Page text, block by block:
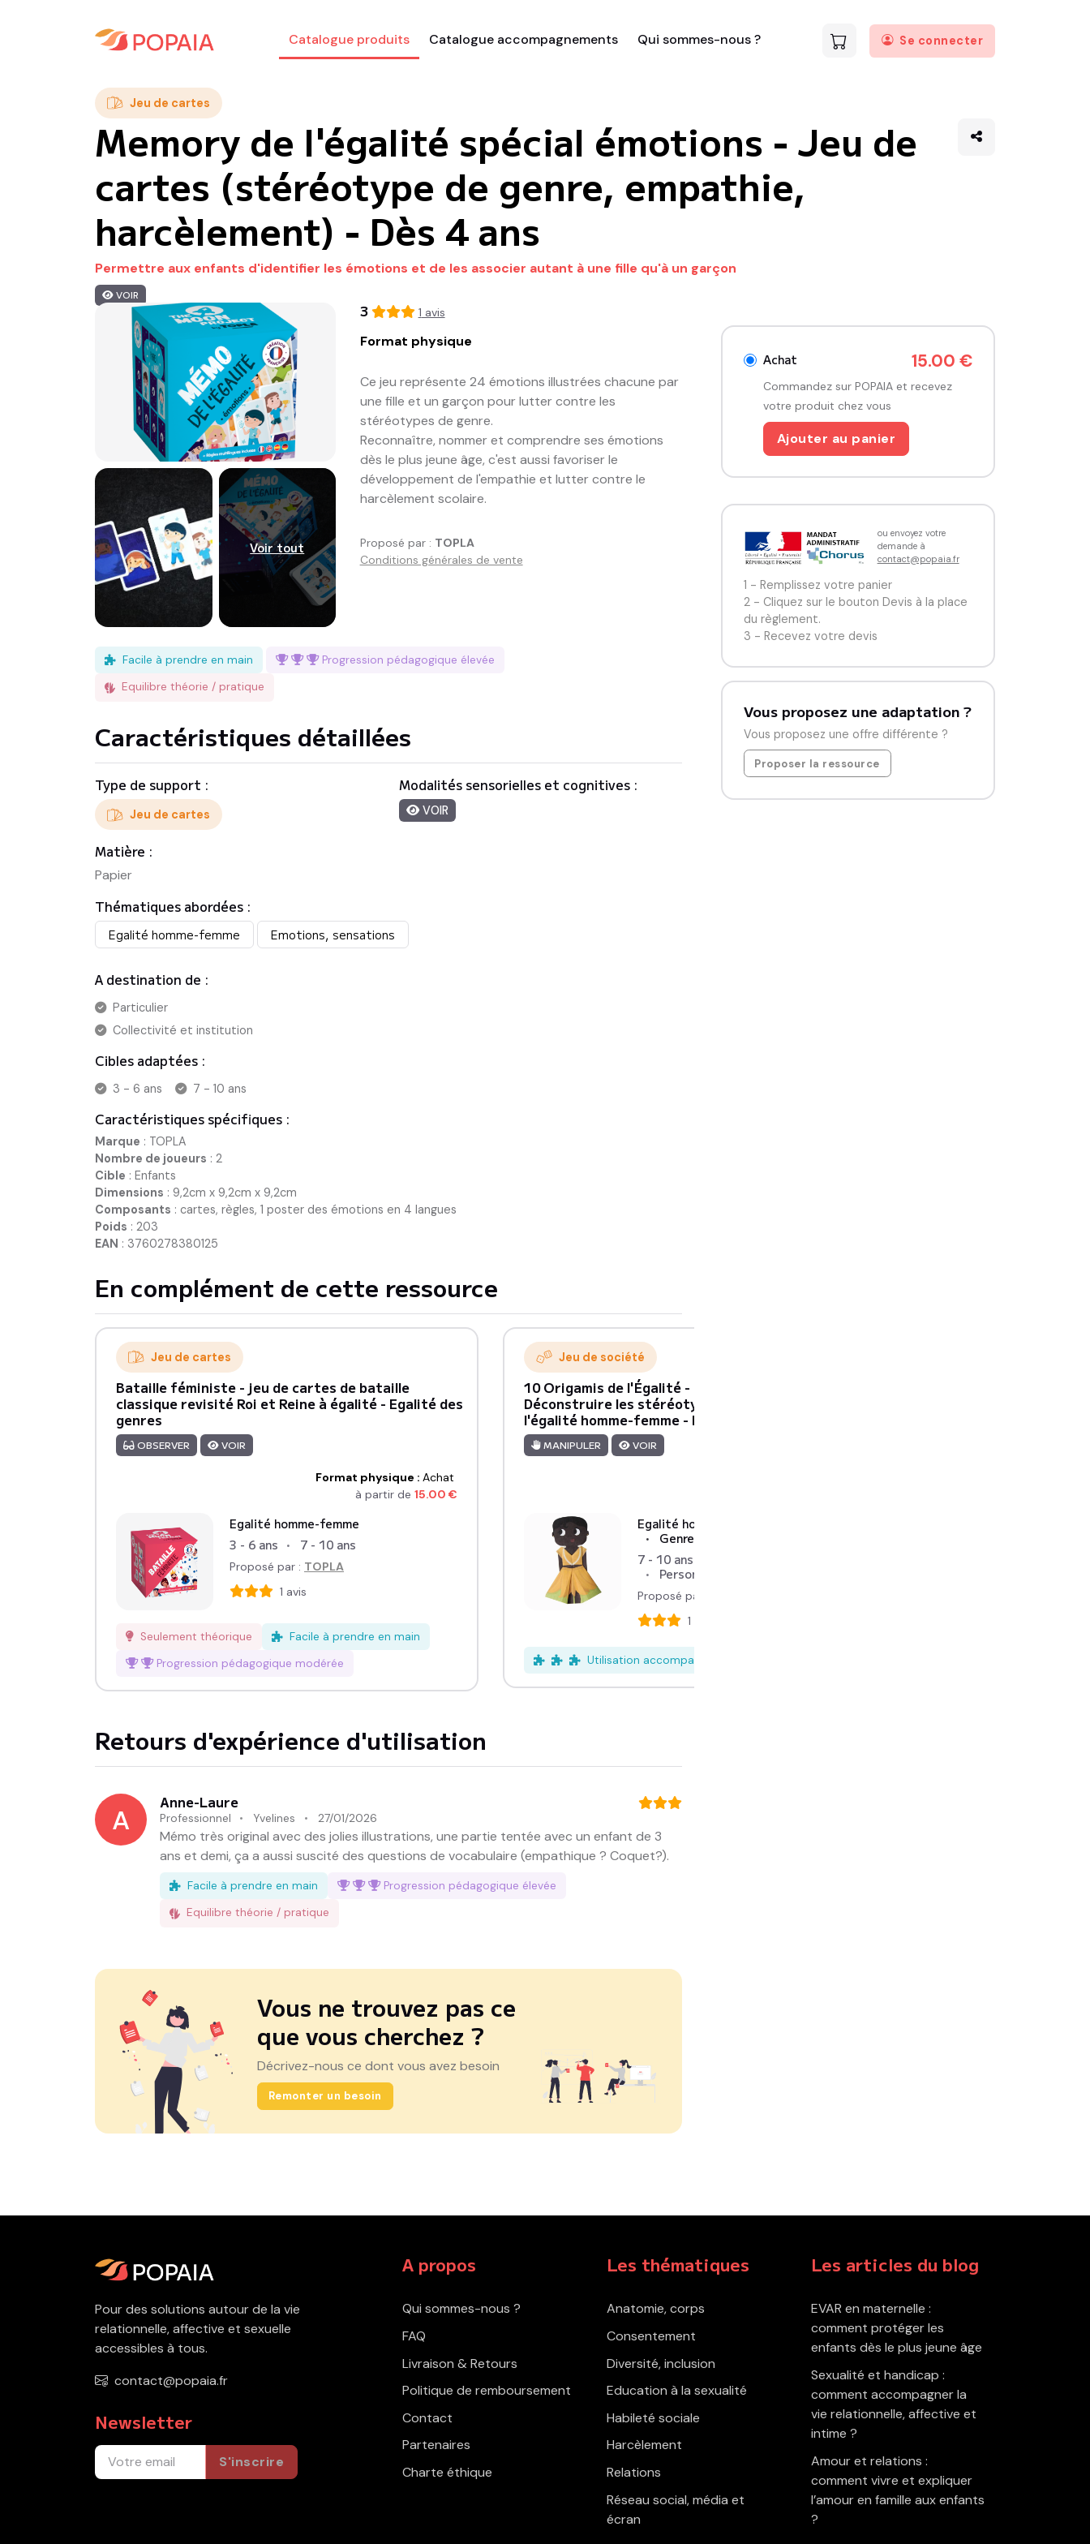
Catalogue produits Catalogue accompagnements Qui sommes-nous ? Se connecter
Jeu de cartes
Memory de l'égalité spécial émotions - Jeu de
cartes (stéréotype de genre, empathie,
harcèlement) - Dès 4 ans
Permettre aux enfants d'identifier les émotions et de les associer autant à une fille qu'à un garçon
VOIR
Voir tout
3 1 avis
Format physique
Ce jeu représente 24 émotions illustrées chacune par
une fille et un garçon pour lutter contre les
stéréotypes de genre.
Reconnaître, nommer et comprendre ses émotions
dès le plus jeune âge, c'est aussi favoriser le
développement de l'empathie et lutter contre le
harcèlement scolaire.
Proposé par : TOPLA
Conditions générales de vente
Facile à prendre en main Progression pédagogique élevée
Equilibre théorie / pratique
Caractéristiques détaillées
Type de support :
Jeu de cartes
Modalités sensorielles et cognitives :
VOIR
Matière :
Papier
Thématiques abordées :
Egalité homme-femme Emotions, sensations
A destination de :
Particulier
Collectivité et institution
Cibles adaptées :
3 - 6 ans 7 - 10 ans
Caractéristiques spécifiques :
Marque : TOPLA
Nombre de joueurs : 2
Cible : Enfants
Dimensions : 9,2cm x 9,2cm x 9,2cm
Composants : cartes, règles, 1 poster des émotions en 4 langues
Poids : 203
EAN : 3760278380125
En complément de cette ressource
Jeu de cartes
Bataille féministe - jeu de cartes de bataille
classique revisité Roi et Reine à égalité - Egalité des
genres
OBSERVER VOIR
Format physique : Achat
à partir de 15.00 €
Egalité homme-femme
3 - 6 ans
7 - 10 ans
Proposé par : TOPLA
1 avis
Seulement théorique
Facile à prendre en main
Progression pédagogique modérée
Jeu de société
10 Origamis de l'Égalité - L'Histoire de France -
Déconstruire les stéréotypes et promouvoir
l'égalité homme-femme - Dès 8 ans
MANIPULER VOIR
Egalité homme-femme
Genre, stéréotype
7 - 10 ans
Personnes à besoins spécifiques
Proposé par :
1
Utilisation accompagnée recommandée
Retours d'expérience d'utilisation
A Anne-Laure
Professionnel Yvelines 27/01/2026
Mémo très original avec des jolies illustrations, une partie tentée avec un enfant de 3
ans et demi, ça a aussi suscité des questions de vocabulaire (empathique ? Coquet?).
Facile à prendre en main Progression pédagogique élevée
Equilibre théorie / pratique
Vous ne trouvez pas ce
que vous cherchez ?
Décrivez-nous ce dont vous avez besoin
Remonter un besoin
Achat 15.00 €
Commandez sur POPAIA et recevez
votre produit chez vous
Ajouter au panier
ou envoyez votre
demande à
contact@popaia.fr
1 - Remplissez votre panier
2 - Cliquez sur le bouton Devis à la place
du règlement.
3 - Recevez votre devis
Vous proposez une adaptation ?
Vous proposez une offre différente ?
Proposer la ressource
Pour des solutions autour de la vie
relationnelle, affective et sexuelle
accessibles à tous.
contact@popaia.fr
Newsletter
S'inscrire
A propos
Qui sommes-nous ?
FAQ
Livraison & Retours
Politique de remboursement
Contact
Partenaires
Charte éthique
Les thématiques
Anatomie, corps
Consentement
Diversité, inclusion
Education à la sexualité
Habileté sociale
Harcèlement
Relations
Réseau social, média et
écran
Les articles du blog
EVAR en maternelle :
comment protéger les
enfants dès le plus jeune âge
Sexualité et handicap :
comment accompagner la
vie relationnelle, affective et
intime ?
Amour et relations :
comment vivre et expliquer
l’amour en famille aux enfants
?